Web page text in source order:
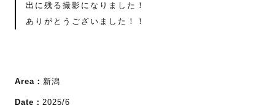
出に残る撮影になりました！
ありがとうございました！！
Area： 新潟
Date： 2025/6